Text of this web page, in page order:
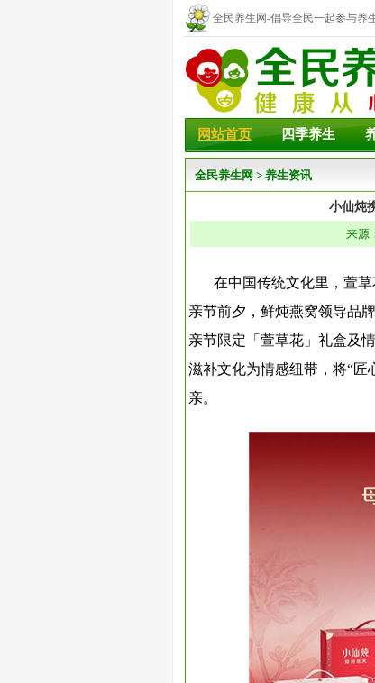
全民养生网-倡导全民一起参与养
幸福！
网站首页 四季养生
全民养生网 > 养生资讯
小仙炖
来源
在中国传统文化里，萱
亲节前夕，鲜炖燕窝领导品
亲节限定「萱草花」礼盒及
滋补文化为情感纽带，将“匠
亲。